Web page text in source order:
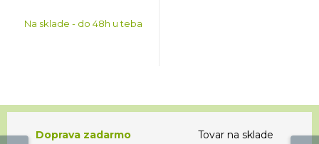
Na sklade - do 48h u teba
Doprava zadarmo
Tovar na sklade